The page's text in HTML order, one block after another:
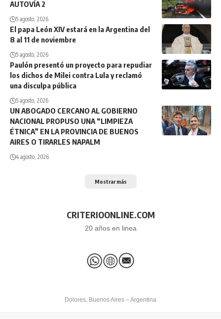
AUTOVÍA 2
5 agosto, 2026
El papa León XIV estará en la Argentina del
8 al 11 de noviembre
5 agosto, 2026
Paulón presentó un proyecto para repudiar
los dichos de Milei contra Lula y reclamó
una disculpa pública
5 agosto, 2026
UN ABOGADO CERCANO AL GOBIERNO
NACIONAL PROPUSO UNA “LIMPIEZA
ÉTNICA” EN LA PROVINCIA DE BUENOS
AIRES O TIRARLES NAPALM
4 agosto, 2026
Mostrar más
CRITERIOONLINE.COM
20 años en linea
Dolores, Buenos Aires – Argentina